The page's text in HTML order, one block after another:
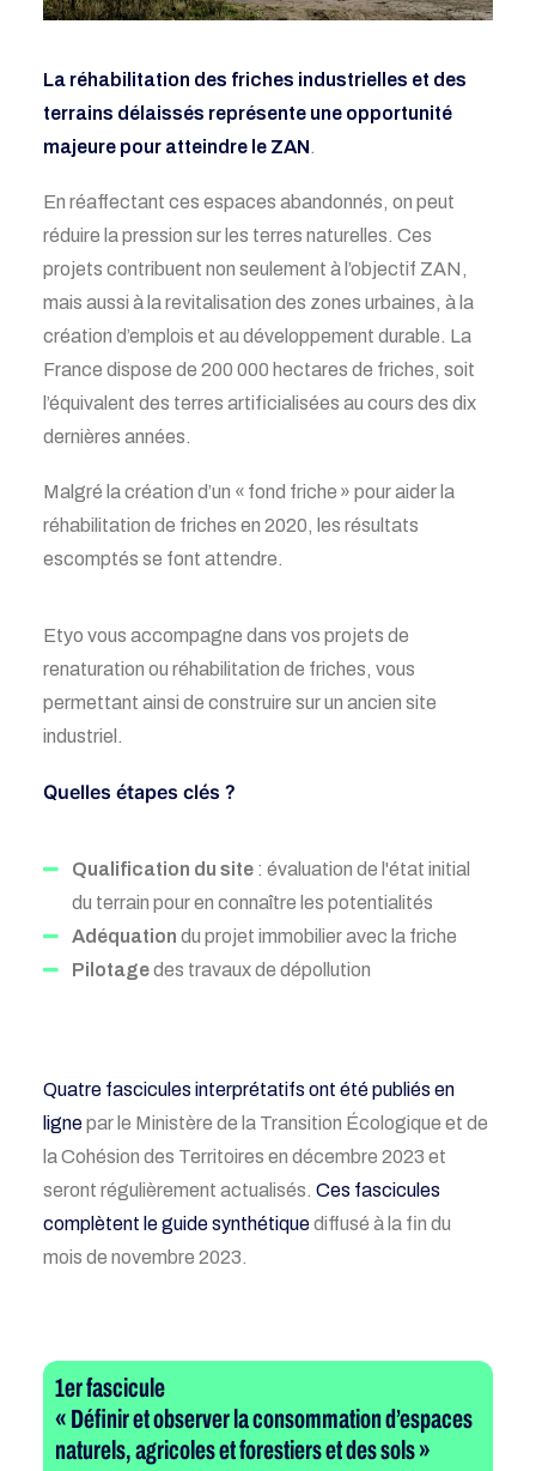
La réhabilitation des friches industrielles et des
terrains délaissés représente une opportunité
majeure pour atteindre le ZAN.
En réaffectant ces espaces abandonnés, on peut
réduire la pression sur les terres naturelles. Ces
projets contribuent non seulement à l’objectif ZAN,
mais aussi à la revitalisation des zones urbaines, à la
création d’emplois et au développement durable. La
France dispose de 200 000 hectares de friches, soit
l’équivalent des terres artificialisées au cours des dix
dernières années.
Malgré la création d’un « fond friche » pour aider la
réhabilitation de friches en 2020, les résultats
escomptés se font attendre.
Etyo vous accompagne dans vos projets de
renaturation ou réhabilitation de friches, vous
permettant ainsi de construire sur un ancien site
industriel.
Quelles étapes clés ?
Qualification du site : évaluation de l'état initial
du terrain pour en connaître les potentialités
Adéquation du projet immobilier avec la friche
Pilotagedes travaux de dépollution
Quatre fascicules interprétatifs ont été publiés en
lignepar le Ministère de la Transition Écologique et de
la Cohésion des Territoires en décembre 2023 et
seront régulièrement actualisés. Ces fascicules
complètent le guide synthétiquediffusé à la fin du
mois de novembre 2023.
1er fascicule
« Définir et observer la consommation d’espaces
naturels, agricoles et forestiers et des sols »